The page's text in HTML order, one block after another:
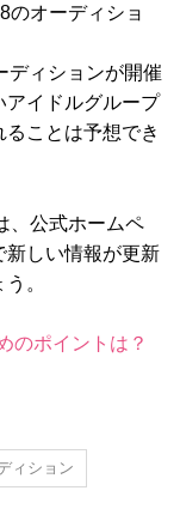
のオーディショ
ディションが開催
アイドルグループ
ことは予想でき
、公式ホームペ
新しい情報が更新
。
のポイントは？
ィション